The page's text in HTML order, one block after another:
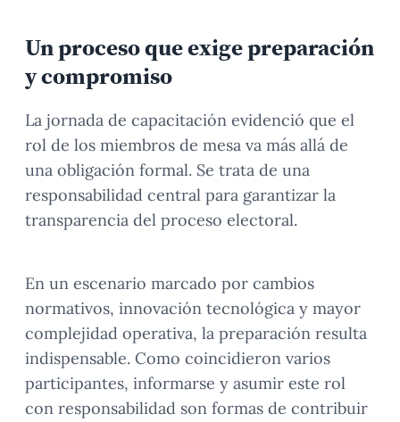
Un proceso que exige preparación
y compromiso
La jornada de capacitación evidenció que el
rol de los miembros de mesa va más allá de
una obligación formal. Se trata de una
responsabilidad central para garantizar la
transparencia del proceso electoral.
En un escenario marcado por cambios
normativos, innovación tecnológica y mayor
complejidad operativa, la preparación resulta
indispensable. Como coincidieron varios
participantes, informarse y asumir este rol
con responsabilidad son formas de contribuir